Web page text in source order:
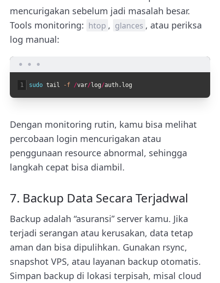
mencurigakan sebelum jadi masalah besar.
Tools monitoring: htop , glances , atau periksa
log manual:
1 sudo tail -f /var/log/auth. log
Dengan monitoring rutin, kamu bisa melihat
percobaan login mencurigakan atau
penggunaan resource abnormal, sehingga
langkah cepat bisa diambil.
7. Backup Data Secara Terjadwal
Backup adalah “asuransi” server kamu. Jika
terjadi serangan atau kerusakan, data tetap
aman dan bisa dipulihkan. Gunakan rsync,
snapshot VPS, atau layanan backup otomatis.
Simpan backup di lokasi terpisah, misal cloud